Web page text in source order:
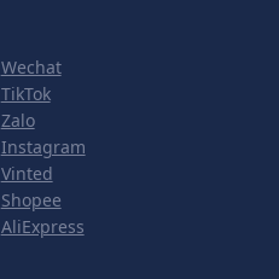
Wechat
TikTok
Zalo
Instagram
Vinted
Shopee
AliExpress